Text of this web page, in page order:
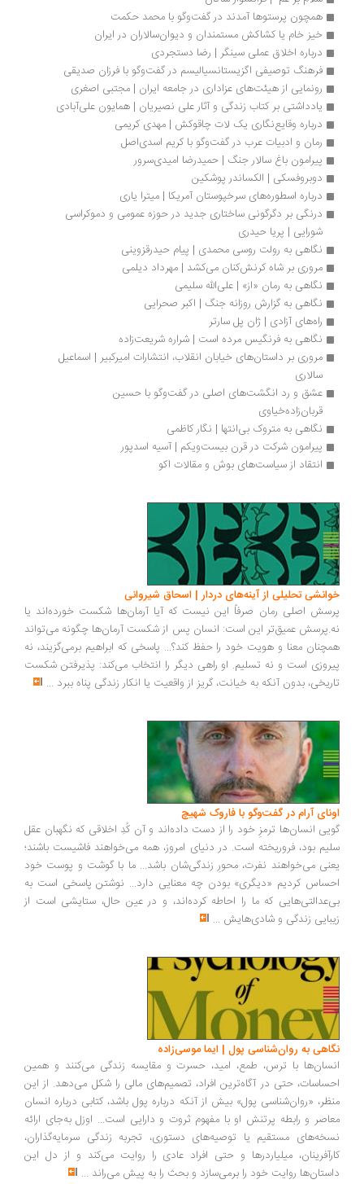
همچون پرستوها آمدند در گفت‌وگو با محمد حکمت
خیز خام یا کشاکش مستمندان و دیوان‌سالاران در ایران
درباره اخلاق عملی سینگر | رضا دستجردی
فرهنگ توصیفی اگزیستانسیالیسم در گفت‌وگو با فرزان صدیقی
رونمایی از هیئت‌های عزاداری در جامعه ایران | مجتبی اصغری
یادداشتی بر کتاب زندگی و آثار علی نصیریان | همایون علی‌آبادی
درباره وقایع‌نگاری یک لات چاقوکش | مهدی کریمی
رمان و ادبیات عرب در گفت‌وگو با کریم اسدی‌اصل
پیرامون باغ سالار جنگ | حمیدرضا امیدی‌سرور
دوبروفسکی | الکساندر پوشکین
درباره اسطوره‌های سرخپوستان آمریکا | میترا یاری
درنگی بر دگرگونی ساختاری جدید در حوزه عمومی و دموکراسی
شورایی | پریا حیدری
نگاهی به رولت روسی محمدی | پیام حیدرقزوینی
مروری بر شاه کرنش‌کنان می‌کشد | مهرداد دیلمی
نگاهی به رمان «از» | علی‌الله سلیمی
نگاهی به گزارش روزانه جنگ | اکبر صحرایی
راه‌های آزادی | ژان پل سارتر
نگاهی به فرنگیس مرده است | شراره شریعت‌زاده
مروری بر داستان‌های خیابان انقلاب، انتشارات امیرکبیر | اسماعیل
قربان‌زاده‌خیاوی
نگاهی به متروک بی‌انتها | نگار کاظمی
پیرامون شرکت در قرن بیست‌ویکم | آسیه اسدپور
انتقاد از سیاست‌های بوش و مقالات اکو
تحلیلی از آینه‌های دردار | اسحاق شیروانی
اصلی رمان صرفاً این نیست که آیا آرمان‌ها شکست خورده‌اند یا
عمیق‌تر این است: انسان پس از شکست آرمان‌ها چگونه می‌تواند
معنا و هویت خود را حفظ کند؟... پاسخی که ابراهیم برمی‌گزیند، نه
است و نه تسلیم. او راهی دیگر را انتخاب می‌کند: پذیرفتن شکست
بدون آنکه به خیانت، گریز از واقعیت یا انکار زندگی پناه ببرد...
آرام در گفت‌وگو با فاروک شهیچ‭
انسان‌ها ترمزِ خود را از دست داده‌اند و آن کُدِ اخلاقی که نگهبان عقل
بود، فروریخته است. در دنیای امروز، همه می‌خواهند فاشیست باشند؛
می‌خواهند نفرت، محورِ زندگی‌شان باشد... ما با گوشت و پوست خود
کردیم «دیگری» بودن چه معنایی دارد... نوشتن پاسخی است به
که ما را احاطه کرده‌اند، و در عین حال، ستایشی است از
زندگی و شادی‌هایش...
به روان‌شناسی پول | ایما موسی‌زاده
با ترس، طمع، امید، حسرت و مقایسه زندگی می‌کنند و همین
حتی در آگاه‌ترین افراد، تصمیم‌های مالی را شکل می‌دهد. از این
«روان‌شناسی پول» بیش از آنکه درباره پول باشد، کتابی درباره انسان
و رابطه پرتنش او با مفهوم ثروت و دارایی است... اوزل به‌جای ارائه
مستقیم یا توصیه‌های دستوری، تجربه زندگی سرمایه‌گذاران،
میلیاردرها و حتی افراد عادی را روایت می‌کند و از دل این
روایت خود را برمی‌سازد و بحث را به پیش می‌راند ...